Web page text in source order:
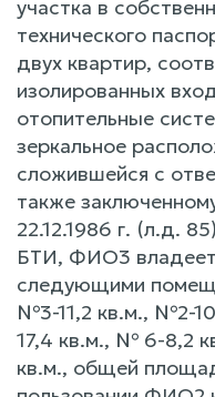
участка в
технического
двух квартир,
изолированных
отопительные
зеркальное
сложившейся с
также
22.12.1986 г. (л.д.
БТИ, ФИО3 владеет
следующими
№3-11,2 кв.м., №2-
17,4 кв.м., № 6-8,2
кв.м., общей